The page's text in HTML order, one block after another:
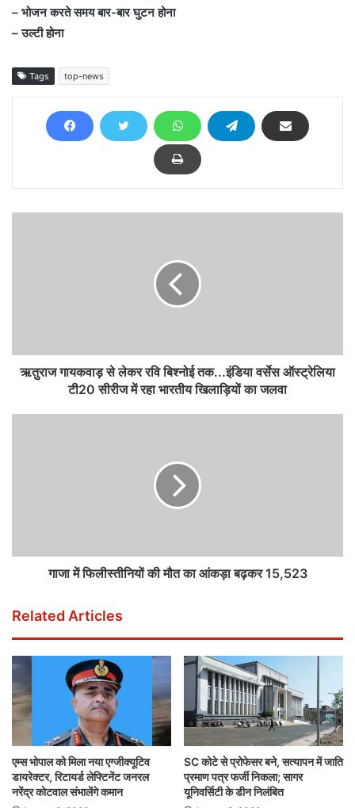
– भोजन करते समय बार-बार घुटन होना
– उल्टी होना
Tags top-news
ऋतुराज गायकवाड़ से लेकर रवि बिश्नोई तक...इंडिया वर्सेस ऑस्ट्रेलिया
टी20 सीरीज में रहा भारतीय खिलाड़ियों का जलवा
गाजा में फिलीस्तीनियों की मौत का आंकड़ा बढ़कर 15,523
Related Articles
एम्स भोपाल को मिला नया एग्जीक्यूटिव
डायरेक्टर, रिटायर्ड लेफ्टिनेंट जनरल
नरेंद्र कोटवाल संभालेंगे कमान
SC कोटे से प्रोफेसर बने, सत्यापन में जाति
प्रमाण पत्र फर्जी निकला; सागर
यूनिवर्सिटी के डीन निलंबित